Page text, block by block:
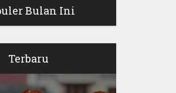
Bulan Ini
Terbaru